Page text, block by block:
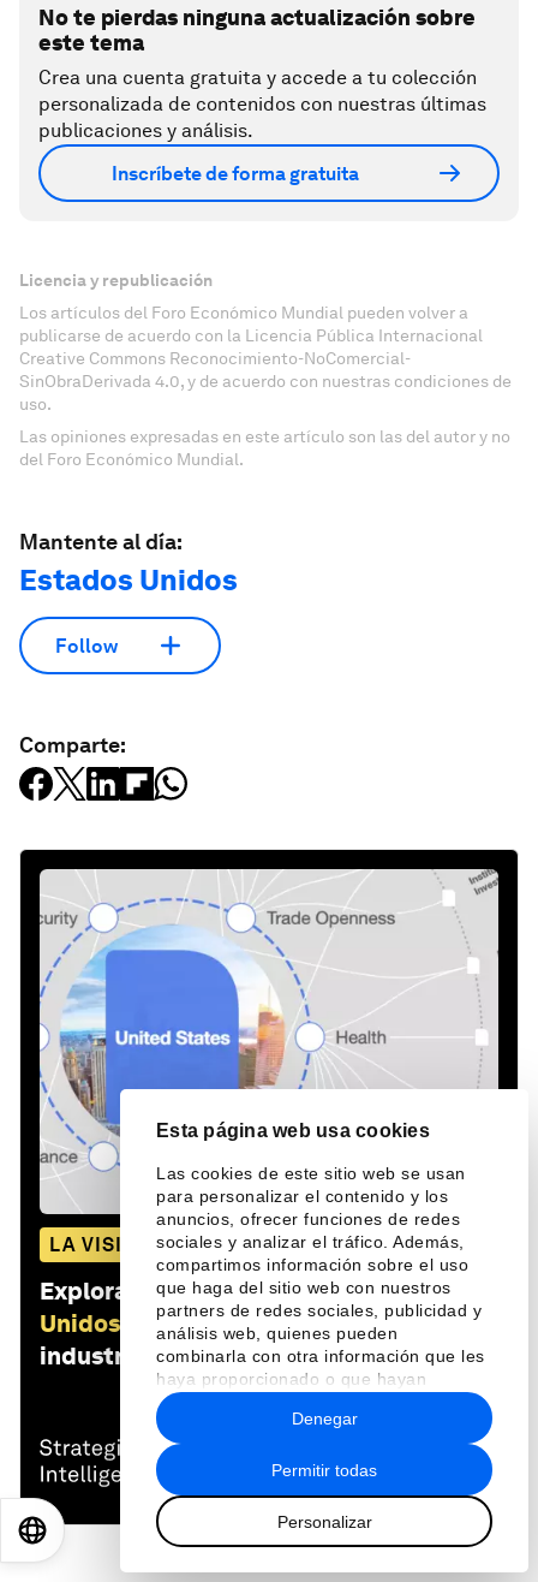
Esta página web usa cookies
Las cookies de este sitio web se usan
para personalizar el contenido y los
anuncios, ofrecer funciones de redes
sociales y analizar el tráfico. Además,
compartimos información sobre el uso
que haga del sitio web con nuestros
partners de redes sociales, publicidad y
análisis web, quienes pueden
combinarla con otra información que les
haya proporcionado o que hayan
recopilado a partir del uso que haya
hecho de sus servicios.
Permitir todas
Personalizar
Denegar
No te pierdas ninguna actualización sobre
este tema
Crea una cuenta gratuita y accede a tu colección
personalizada de contenidos con nuestras últimas
publicaciones y análisis.
Inscríbete de forma gratuita
Licencia y republicación
Los artículos del Foro Económico Mundial pueden volver a
publicarse de acuerdo con la Licencia Pública Internacional
Creative Commons Reconocimiento-NoComercial-
SinObraDerivada 4.0, y de acuerdo con nuestras condiciones de
uso.
Las opiniones expresadas en este artículo son las del autor y no
del Foro Económico Mundial.
Mantente al día:
Estados Unidos
Follow
Comparte:
LA VISIÓN GLOBAL
Explora y monitorea cómo Estados
Unidos
afecta a las economías, las
industrias y los problemas globales
EN